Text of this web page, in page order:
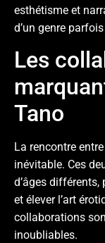
esthétisme et
d’un genre
Les
Tano
La rencontre
inévitable. Ces
d’âges
et élever l’art
collaborations
inoubliables.